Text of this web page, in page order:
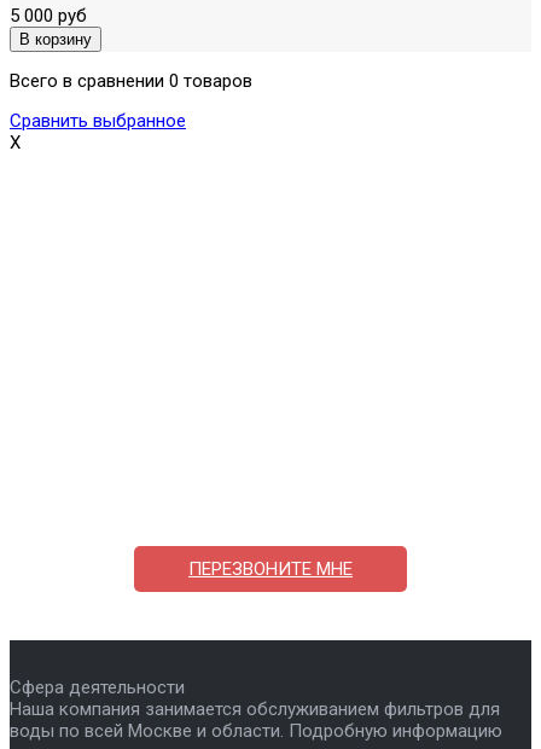
5 000 руб
Всего в сравнении 0 товаров
Сравнить выбранное
X
ПЕРЕЗВОНИТЕ МНЕ
Сфера деятельности
Наша компания занимается обслуживанием фильтров для
воды по всей Москве и области. Подробную информацию